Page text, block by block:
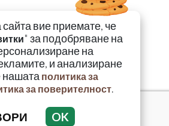
вие приемате, че
" за подобряване на
на
и анализиране
нашата политика за
за поверителност.
OK